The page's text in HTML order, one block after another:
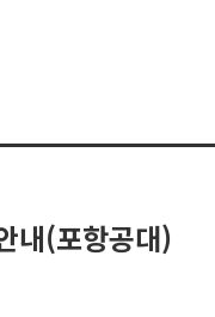
내(포항공대)